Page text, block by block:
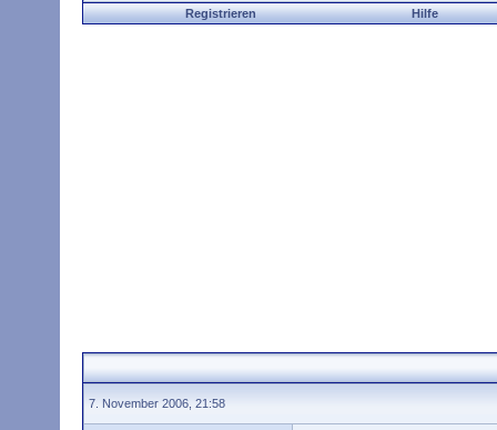
Registrieren Hilfe
7. November 2006, 21:58